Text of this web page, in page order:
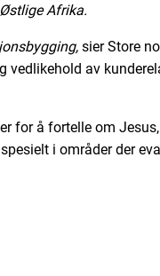
Afrika.
sier Store
vedlikehold av
for å fortelle om
i områder der